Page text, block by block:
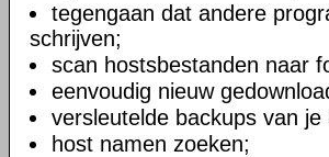
tegengaan dat andere
schrijven;
scan hostsbestanden naar
eenvoudig nieuw
versleutelde backups van
host namen zoeken;